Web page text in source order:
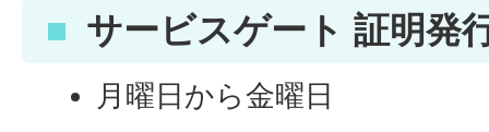
サービスゲート 証明発
月曜日から金曜日